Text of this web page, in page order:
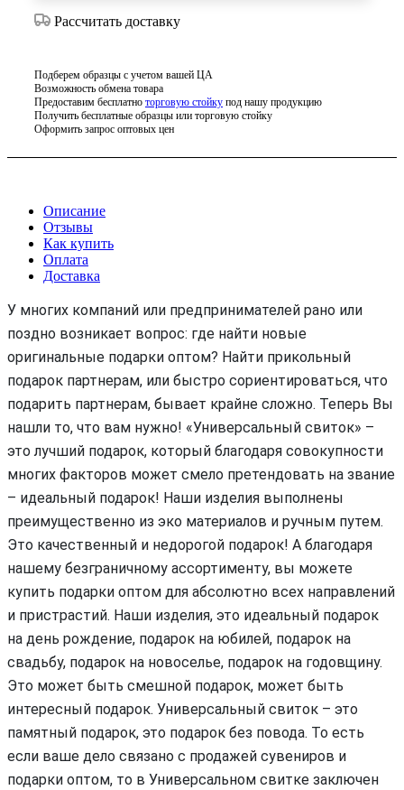
Рассчитать доставку
Подберем образцы с учетом вашей ЦА
Возможность обмена товара
Предоставим бесплатно торговую стойку под нашу продукцию
Получить бесплатные образцы или торговую стойку
Оформить запрос оптовых цен
Описание
Отзывы
Как купить
Оплата
Доставка
У многих компаний или предпринимателей рано или
поздно возникает вопрос: где найти новые
оригинальные подарки оптом? Найти прикольный
подарок партнерам, или быстро сориентироваться, что
подарить партнерам, бывает крайне сложно. Теперь Вы
нашли то, что вам нужно! «Универсальный свиток» –
это лучший подарок, который благодаря совокупности
многих факторов может смело претендовать на звание
– идеальный подарок! Наши изделия выполнены
преимущественно из эко материалов и ручным путем.
Это качественный и недорогой подарок! А благодаря
нашему безграничному ассортименту, вы можете
купить подарки оптом для абсолютно всех направлений
и пристрастий. Наши изделия, это идеальный подарок
на день рождение, подарок на юбилей, подарок на
свадьбу, подарок на новоселье, подарок на годовщину.
Это может быть смешной подарок, может быть
интересный подарок. Универсальный свиток – это
памятный подарок, это подарок без повода. То есть
если ваше дело связано с продажей сувениров и
подарки оптом, то в Универсальном свитке заключен